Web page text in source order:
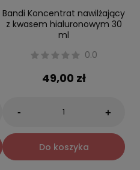
Bandi Koncentrat nawilżający
z kwasem hialuronowym 30
ml
0.0
49,00 zł
- +
Do koszyka